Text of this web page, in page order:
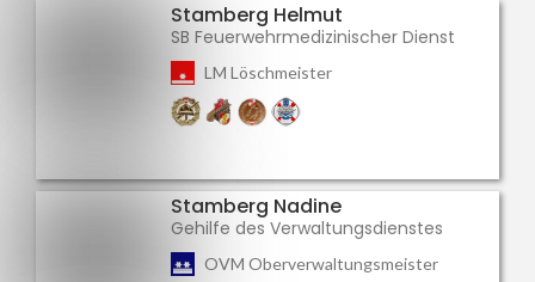
Stamberg Helmut
SB Feuerwehrmedizinischer Dienst
LM Löschmeister
Stamberg Nadine
Gehilfe des Verwaltungsdienstes
OVM Oberverwaltungsmeister